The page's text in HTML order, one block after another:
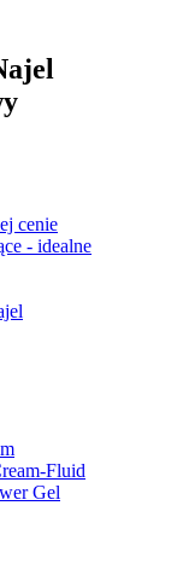
cenie
- idealne
Fluid
Gel